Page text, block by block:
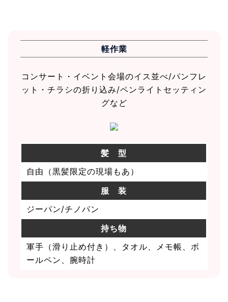
軽作業
コンサート・イベント会場のイス並べ/パンフレ
ット・チラシの折り込み/ペンライトセッティン
グなど
髪 型
自由（黒髪限定の現場もあ）
服 装
ジーパン/チノパン
持ち物
軍手（滑り止め付き）、タオル、メモ帳、ボ
ールペン、腕時計